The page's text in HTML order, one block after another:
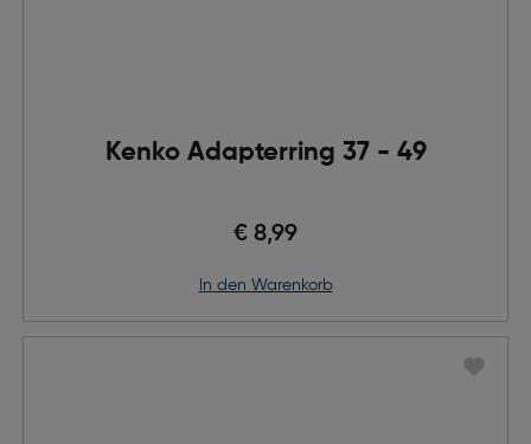
Kenko Adapterring 37 - 49
€ 8,99
in den Warenkorb